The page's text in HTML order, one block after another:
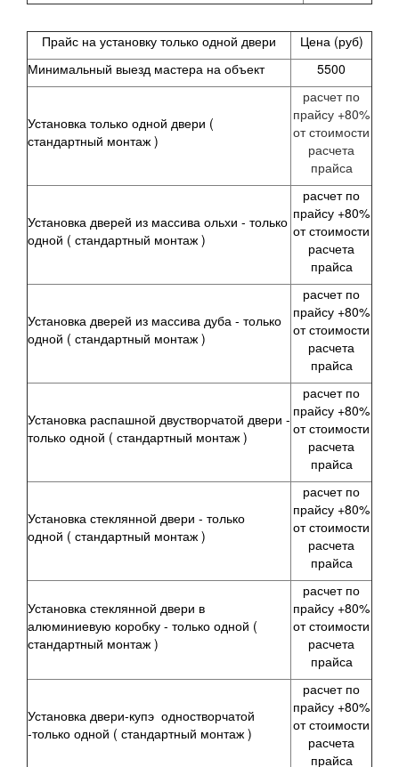
Прайс на установку только одной двери
Цена (руб)
Минимальный выезд мастера на объект
5500
Установка только одной двери (
стандартный монтаж )
расчет по
прайсу +80%
от стоимости
расчета
прайса
Установка дверей из массива ольхи - только
одной ( стандартный монтаж )
расчет по
прайсу +80%
от стоимости
расчета
прайса
Установка дверей из массива дуба - только
одной ( стандартный монтаж )
расчет по
прайсу +80%
от стоимости
расчета
прайса
Установка распашной двустворчатой двери -
только одной ( стандартный монтаж )
расчет по
прайсу +80%
от стоимости
расчета
прайса
Установка стеклянной двери - только
одной ( стандартный монтаж )
расчет по
прайсу +80%
от стоимости
расчета
прайса
Установка стеклянной двери в
алюминиевую коробку - только одной (
стандартный монтаж )
расчет по
прайсу +80%
от стоимости
расчета
прайса
Установка двери-купэ одностворчатой
-только одной ( стандартный монтаж )
расчет по
прайсу +80%
от стоимости
расчета
прайса